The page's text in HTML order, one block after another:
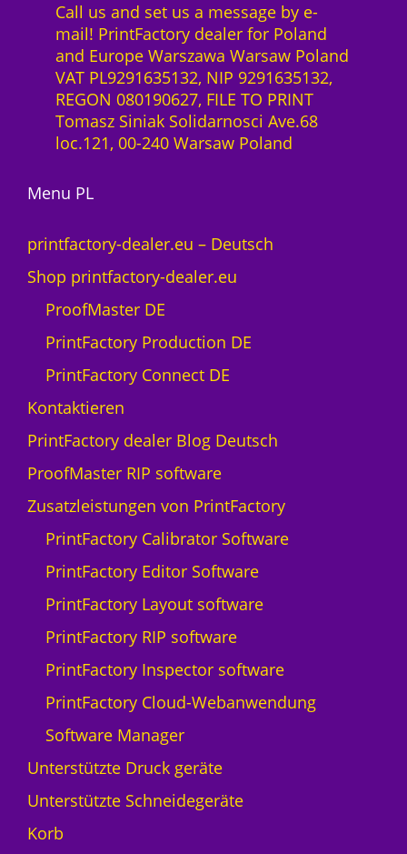
Call us and set us a message by e-
mail! PrintFactory dealer for Poland
and Europe Warszawa Warsaw Poland
VAT PL9291635132, NIP 9291635132,
REGON 080190627, FILE TO PRINT
Tomasz Siniak Solidarnosci Ave.68
loc.121, 00-240 Warsaw Poland
Menu PL
printfactory-dealer.eu – Deutsch
Shop printfactory-dealer.eu
ProofMaster DE
PrintFactory Production DE
PrintFactory Connect DE
Kontaktieren
PrintFactory dealer Blog Deutsch
ProofMaster RIP software
Zusatzleistungen von PrintFactory
PrintFactory Calibrator Software
PrintFactory Editor Software
PrintFactory Layout software
PrintFactory RIP software
PrintFactory Inspector software
PrintFactory Cloud-Webanwendung
Software Manager
Unterstützte Druck geräte
Unterstützte Schneidegeräte
Korb